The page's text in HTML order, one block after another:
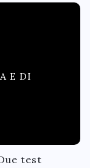
E DI
test